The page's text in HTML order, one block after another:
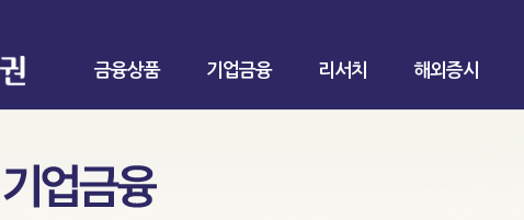
금융상품 기업금융 리서치 해외증시